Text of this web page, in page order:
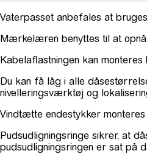
Vaterpasset anbefales at
Mærkelæren benyttes til at opnå
Kabelaflastningen kan
Du kan få låg i alle
nivelleringsværktøj og
Vindtætte endestykker
Pudsudligningsringe sikrer, at
pudsudligningsringen er sat på